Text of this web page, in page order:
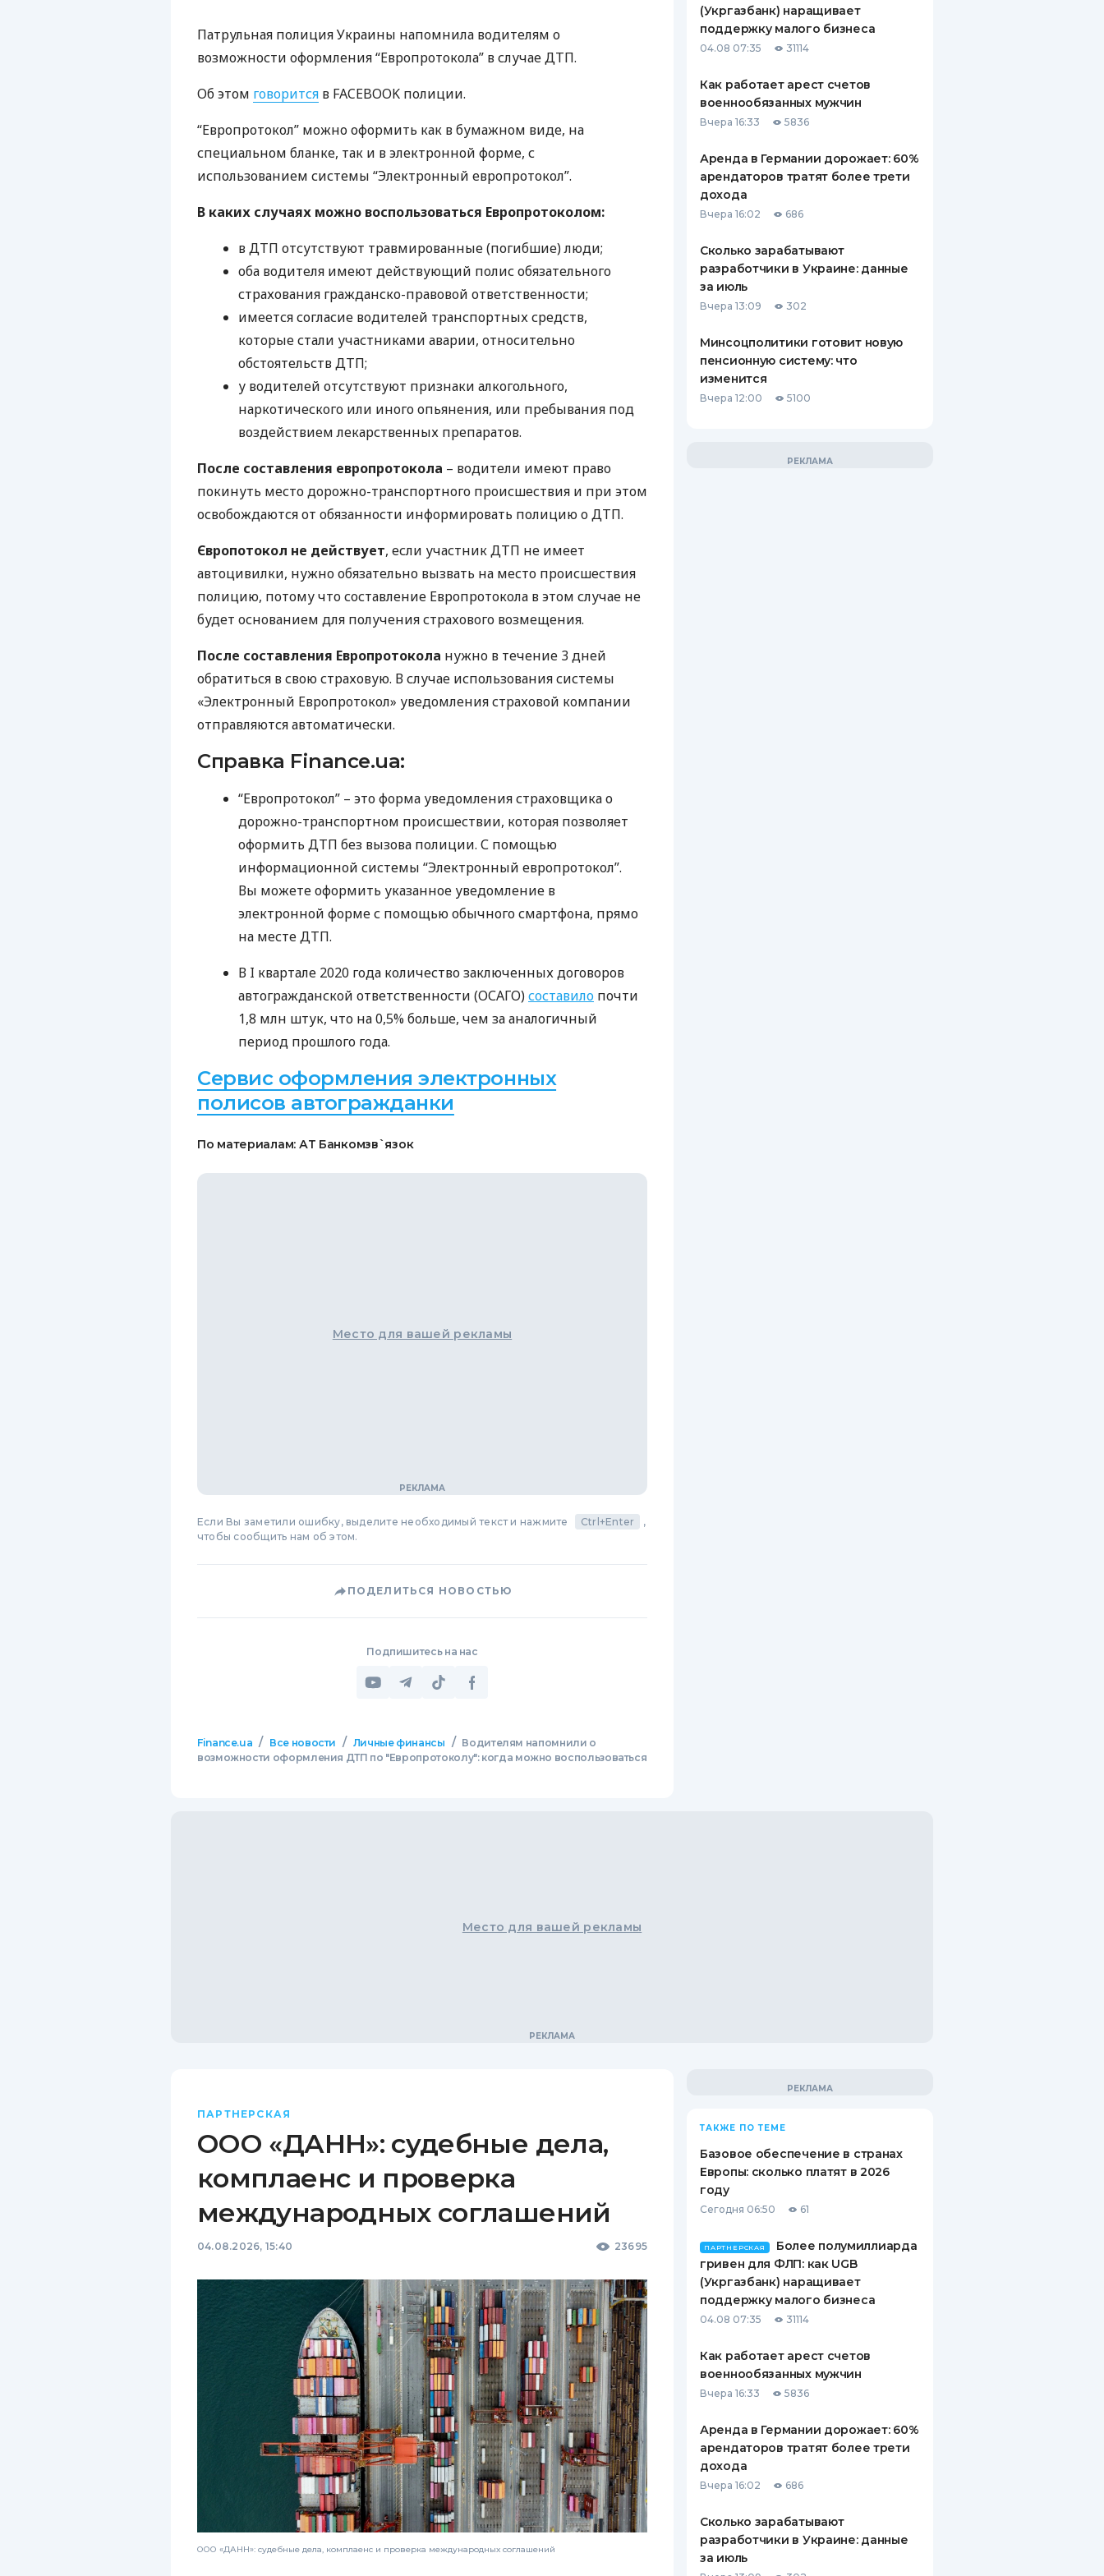
КЕШБЭКА
ПУТЕВОДИТЕЛИ ПО
СТРАХОВЫЕ КОМПАНИИ
КОМПАНИЯХ
КОНТАКТЫ
Патрульная полиция Украины напомнила водителям о
возможности оформления “Европротокола” в случаеДТП.
Об этом говорится в FACEBOOK полиции.
“Европротокол” можно оформить как в бумажном виде, на
специальном бланке, так и в электронной форме, с
использованием системы “Электронный европротокол”.
В каких случаях можно воспользоваться Европротоколом:
вДТП отсутствуют травмированные (погибшие) люди;
оба водителя имеют действующий полис обязательного
страхования гражданско-правовой ответственности;
имеется согласие водителей транспортных средств,
которые стали участниками аварии, относительно
обстоятельствДТП;
у водителей отсутствуют признаки алкогольного,
наркотического или иного опьянения, или пребывания под
воздействием лекарственных препаратов.
После составления европротокола – водители имеют право
покинуть место дорожно-транспортного происшествия и при этом
освобождаются от обязанности информировать полицию оДТП.
Європотокол не действует, если участникДТП не имеет
автоцивилки, нужно обязательно вызвать на место происшествия
полицию, потому что составление Европротокола в этом случае не
будет основанием для получения страхового возмещения.
После составления Европротокола нужно в течение 3 дней
обратиться в свою страховую. В случае использования системы
«Электронный Европротокол» уведомления страховой компании
отправляются автоматически.
Справка Finance.ua:
“Европротокол” – это форма уведомления страховщика о
дорожно-транспортном происшествии, которая позволяет
оформить ДТП без вызова полиции. С помощью
информационной системы “Электронный европротокол”.
Вы можете оформить указанное уведомление в
электронной форме с помощью обычного смартфона, прямо
на местеДТП.
В I квартале 2020 года количество заключенных договоров
автогражданской ответственности (ОСАГО)составило почти
1,8 млн штук, что на 0,5% больше, чем за аналогичный
период прошлого года.
Сервис оформления электронных
полисов автогражданки
По материалам: АТ Банкомзв`язок
Место для вашей рекламы
Если Вы заметили ошибку, выделите необходимый текст и нажмите Ctrl+Enter
,
чтобы сообщить нам об этом.
ПОДЕЛИТЬСЯ НОВОСТЬЮ
Подпишитесь на нас
Finance.ua / Все новости / Личные финансы / Водителям напомнили о
возможности оформления ДТП по "Европротоколу": когда можно воспользоваться
(Укргазбанк) наращивает
поддержку малого бизнеса
04.08 07:35 31114
Как работает арест счетов
военнообязанных мужчин
Вчера 16:33 5836
Аренда в Германии дорожает: 60%
арендаторов тратят более трети
дохода
Вчера 16:02 686
Сколько зарабатывают
разработчики в Украине: данные
за июль
Вчера 13:09 302
Минсоцполитики готовит новую
пенсионную систему: что
изменится
Вчера 12:00 5100
Место для вашей рекламы
ПАРТНЕРСКАЯ
ООО «ДАНН»: судебные дела,
комплаенс и проверка
международных соглашений
04.08.2026, 15:40 23695
ООО «ДАНН»: судебные дела, комплаенс и проверка международных соглашений
ТАКЖЕ ПО ТЕМЕ
Базовое обеспечение в странах
Европы: сколько платят в 2026
году
Сегодня 06:50 61
ПАРТНЕРСКАЯ
Более полумиллиарда
гривен для ФЛП: как UGB
(Укргазбанк) наращивает
поддержку малого бизнеса
04.08 07:35 31114
Как работает арест счетов
военнообязанных мужчин
Вчера 16:33 5836
Аренда в Германии дорожает: 60%
арендаторов тратят более трети
дохода
Вчера 16:02 686
Сколько зарабатывают
разработчики в Украине: данные
за июль